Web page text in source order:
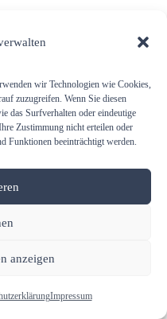
wir Technologien wie Cookies,
zuzugreifen. Wenn Sie diesen
das Surfverhalten oder eindeutige
Zustimmung nicht erteilen oder
Funktionen beeinträchtigt werden.
anzeigen
Impressum
Realbrandtraining
gratuliert …